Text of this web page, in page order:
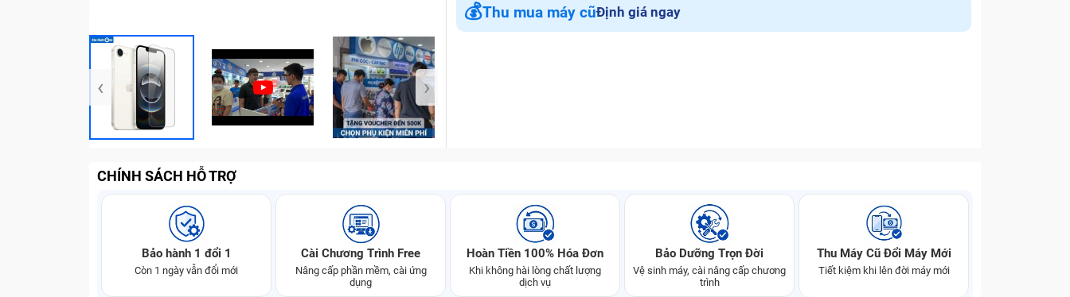
‹ ›
💰Thu mua máy cũĐịnh giá ngay
CHÍNH SÁCH HỖ TRỢ
Bảo hành 1 đổi 1
Còn 1 ngày vẫn đổi mới
Cài Chương Trình Free
Nâng cấp phần mềm, cài ứng
dụng
Hoàn Tiền 100% Hóa Đơn
Khi không hài lòng chất lượng
dịch vụ
Bảo Dưỡng Trọn Đời
Vệ sinh máy, cài nâng cấp chương
trình
Thu Máy Cũ Đổi Máy Mới
Tiết kiệm khi lên đời máy mới